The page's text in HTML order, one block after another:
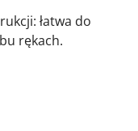
łatwa do
rękach.